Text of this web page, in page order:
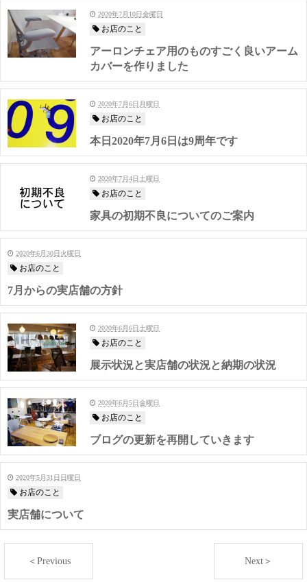
2020年7月10日金曜日
お店のこと
アーロンチェア用のものすごく良いアーム
カバーを作りました
2020年7月6日月曜日
お店のこと
本日2020年7月6日は9周年です
2020年7月4日土曜日
お店のこと
家具の初期不良についてのご案内
2020年6月30日火曜日
お店のこと
7月からの実店舗の方針
2020年6月6日土曜日
お店のこと
展示状況と実店舗の状況と納期の状況
2020年6月5日金曜日
お店のこと
ブログの更新を再開していきます
2020年5月31日日曜日
お店のこと
実店舗について
＜Previous Next＞